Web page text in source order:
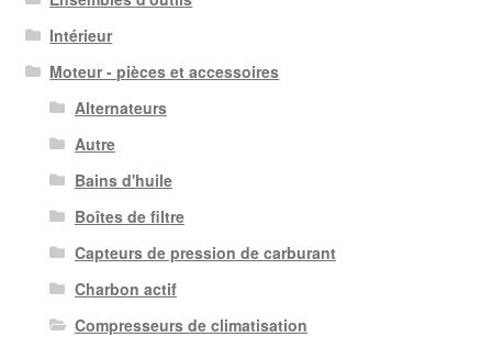
Intérieur
Moteur - pièces et accessoires
Alternateurs
Autre
Bains d'huile
Boîtes de filtre
Capteurs de pression de carburant
Charbon actif
Compresseurs de climatisation